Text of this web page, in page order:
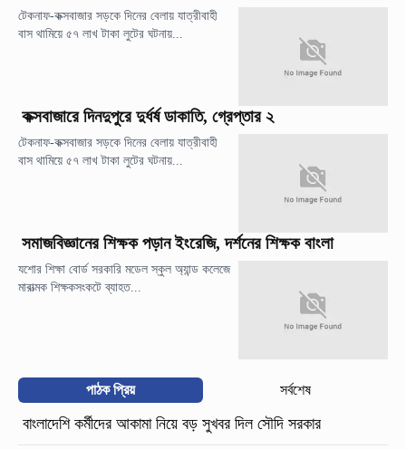
টেকনাফ-কক্সবাজার সড়কে দিনের বেলায় যাত্রীবাহী
বাস থামিয়ে ৫৭ লাখ টাকা লুটের ঘটনায়...
কক্সবাজারে দিনদুপুরে দুর্ধর্ষ ডাকাতি, গ্রেপ্তার ২
টেকনাফ-কক্সবাজার সড়কে দিনের বেলায় যাত্রীবাহী
বাস থামিয়ে ৫৭ লাখ টাকা লুটের ঘটনায়...
সমাজবিজ্ঞানের শিক্ষক পড়ান ইংরেজি, দর্শনের শিক্ষক বাংলা
যশোর শিক্ষা বোর্ড সরকারি মডেল স্কুল অ্যান্ড কলেজে
মারাত্মক শিক্ষকসংকটে ব্যাহত...
পাঠক প্রিয় সর্বশেষ
বাংলাদেশি কর্মীদের আকামা নিয়ে বড় সুখবর দিল সৌদি সরকার